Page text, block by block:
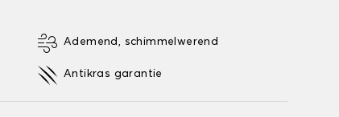
Ademend, schimmelwerend
Antikras garantie